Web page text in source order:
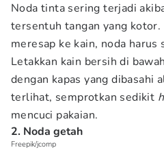
Noda tinta sering terjadi
tersentuh tangan yang
meresap ke kain, noda harus
Letakkan kain bersih di
dengan kapas yang dibasahi
terlihat, semprotkan sedikit
mencuci pakaian.
2. Noda getah
Freepik/jcomp